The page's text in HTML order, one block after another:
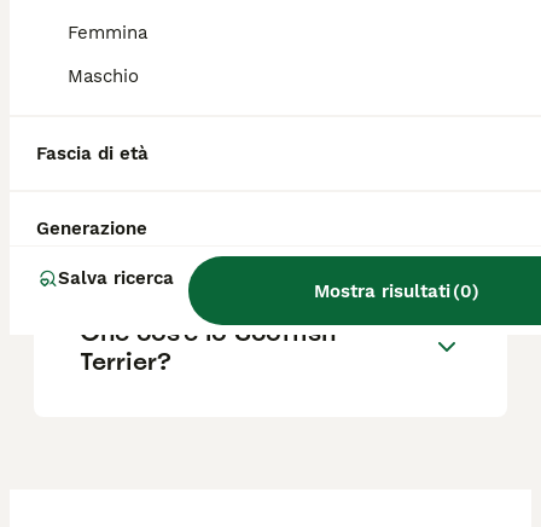
Femmina
Maschio
Fascia di età
Generazione
Salva ricerca
Mostra risultati(0)
Quanto costa un cucciolo di
Scottish Terrier?
Che cos'è lo Scottish
Terrier?